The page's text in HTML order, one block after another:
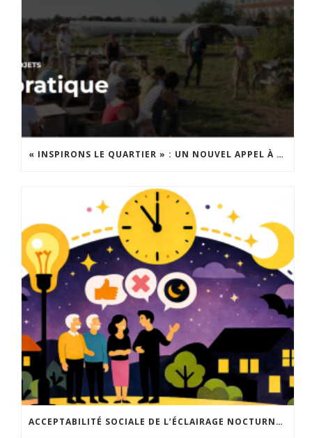
« INSPIRONS LE QUARTIER » : UN NOUVEL APPEL À PROJETS EST LANCÉ !
ACCEPTABILITÉ SOCIALE DE L’ÉCLAIRAGE NOCTURNE : LE REPLAY EST DISPONIBLE